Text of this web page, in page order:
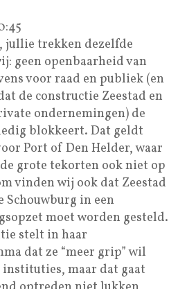
jullie trekken dezelfde
geen openbaarheid van
voor raad en publiek (en
de constructie Zeestad en
ondernemingen) de
blokkeert. Dat geldt
Port of Den Helder, waar
grote tekorten ook niet op
vinden wij ook dat Zeestad
Schouwburg in een
moet worden gesteld.
stelt in haar
dat ze “meer grip” wil
maar dat gaat